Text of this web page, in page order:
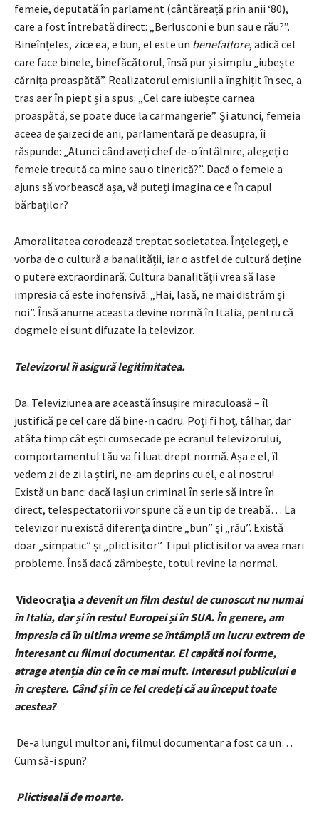
femeie, deputată în parlament (cântăreață prin anii ‘80),
care a fost întrebată direct: „Berlusconi e bun sau e rău?”.
Bineînțeles, zice ea, e bun, el este un benefattore, adică cel
care face binele, binefăcătorul, însă pur și simplu „iubește
cărnița proaspătă”. Realizatorul emisiunii a înghițit în sec, a
tras aer în piept și a spus: „Cel care iubește carnea
proaspătă, se poate duce la carmangerie”. Și atunci, femeia
aceea de șaizeci de ani, parlamentară pe deasupra, îi
răspunde: „Atunci când aveți chef de-o întâlnire, alegeți o
femeie trecută ca mine sau o tinerică?”. Dacă o femeie a
ajuns să vorbească așa, vă puteți imagina ce e în capul
bărbaților?
Amoralitatea corodează treptat societatea. Înțelegeți, e
vorba de o cultură a banalității, iar o astfel de cultură deține
o putere extraordinară. Cultura banalității vrea să lase
impresia că este inofensivă: „Hai, lasă, ne mai distrăm și
noi”. Însă anume aceasta devine normă în Italia, pentru că
dogmele ei sunt difuzate la televizor.
Televizorul îi asigură legitimitatea.
Da. Televiziunea are această însușire miraculoasă – îl
justifică pe cel care dă bine-n cadru. Poți fi hoț, tâlhar, dar
atâta timp cât ești cumsecade pe ecranul televizorului,
comportamentul tău va fi luat drept normă. Așa e el, îl
vedem zi de zi la știri, ne-am deprins cu el, e al nostru!
Există un banc: dacă lași un criminal în serie să intre în
direct, telespectatorii vor spune că e un tip de treabă… La
televizor nu există diferența dintre „bun” și „rău”. Există
doar „simpatic” și „plictisitor”. Tipul plictisitor va avea mari
probleme. Însă dacă zâmbește, totul revine la normal.
Videocrația a devenit un film destul de cunoscut nu numai
în Italia, dar și în restul Europei și în SUA. În genere, am
impresia că în ultima vreme se întâmplă un lucru extrem de
interesant cu filmul documentar. El capătă noi forme,
atrage atenția din ce în ce mai mult. Interesul publicului e
în creștere. Când și în ce fel credeți că au început toate
acestea?
De-a lungul multor ani, filmul documentar a fost ca un…
Cum să-i spun?
Plictiseală de moarte.